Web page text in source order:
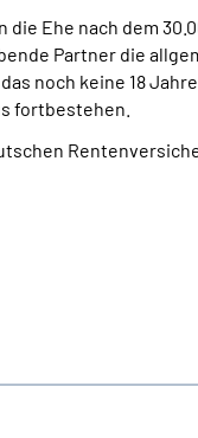
Ehe nach dem
Partner die
noch keine 18
fortbestehen.